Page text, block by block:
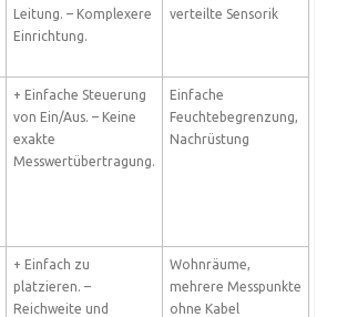
Leitung. – Komplexere
Einrichtung.
verteilte Sensorik
+ Einfache Steuerung
von Ein/Aus. – Keine
exakte
Messwertübertragung.
Einfache
Feuchtebegrenzung,
Nachrüstung
+ Einfach zu
platzieren. –
Reichweite und
Wohnräume,
mehrere Messpunkte
ohne Kabel